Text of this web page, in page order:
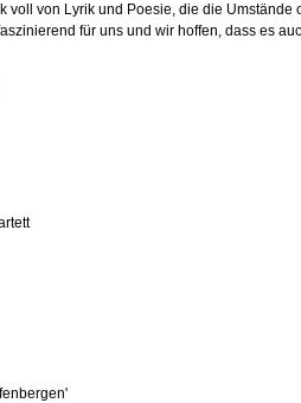
voll von Lyrik und Poesie, die die Umstände
für uns und wir hoffen, dass es